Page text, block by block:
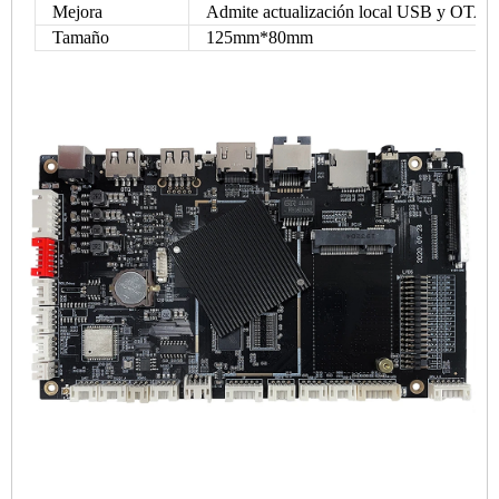
Mejora
Admite actualización local USB y OTA
Tamaño
125mm*80mm